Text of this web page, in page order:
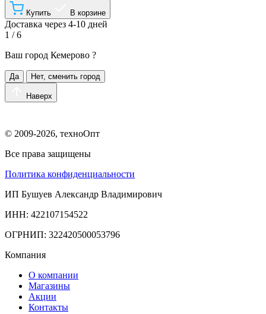
Купить В корзине
Доставка через 4-10 дней
1 / 6
Ваш город Кемерово ?
Да Нет, сменить город
Наверх
© 2009-2026, техноОпт
Все права защищены
Политика конфиденциальности
ИП Бушуев Александр Владимирович
ИНН: 422107154522
ОГРНИП: 322420500053796
Компания
О компании
Магазины
Акции
Контакты